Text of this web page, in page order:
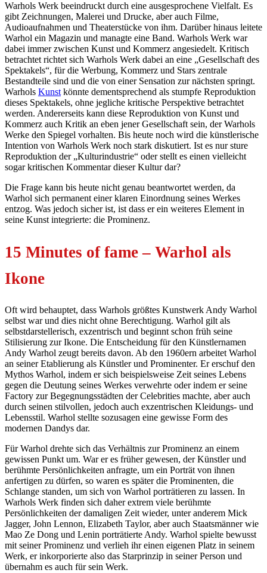
Warhols Werk beeindruckt durch eine ausgesprochene Vielfalt. Es
gibt Zeichnungen, Malerei und Drucke, aber auch Filme,
Audioaufnahmen und Theaterstücke von ihm. Darüber hinaus leitete
Warhol ein Magazin und managte eine Band. Warhols Werk war
dabei immer zwischen Kunst und Kommerz angesiedelt. Kritisch
betrachtet richtet sich Warhols Werk dabei an eine „Gesellschaft des
Spektakels“, für die Werbung, Kommerz und Stars zentrale
Bestandteile sind und die von einer Sensation zur nächsten springt.
Warhols Kunst könnte dementsprechend als stumpfe Reproduktion
dieses Spektakels, ohne jegliche kritische Perspektive betrachtet
werden. Andererseits kann diese Reproduktion von Kunst und
Kommerz auch Kritik an eben jener Gesellschaft sein, der Warhols
Werke den Spiegel vorhalten. Bis heute noch wird die künstlerische
Intention von Warhols Werk noch stark diskutiert. Ist es nur sture
Reproduktion der „Kulturindustrie“ oder stellt es einen vielleicht
sogar kritischen Kommentar dieser Kultur dar?
Die Frage kann bis heute nicht genau beantwortet werden, da
Warhol sich permanent einer klaren Einordnung seines Werkes
entzog. Was jedoch sicher ist, ist dass er ein weiteres Element in
seine Kunst integrierte: die Prominenz.
15 Minutes of fame – Warhol als
Ikone
Oft wird behauptet, dass Warhols größtes Kunstwerk Andy Warhol
selbst war und dies nicht ohne Berechtigung. Warhol gilt als
selbstdarstellerisch, exzentrisch und beginnt schon früh seine
Stilisierung zur Ikone. Die Entscheidung für den Künstlernamen
Andy Warhol zeugt bereits davon. Ab den 1960ern arbeitet Warhol
an seiner Etablierung als Künstler und Prominenter. Er erschuf den
Mythos Warhol, indem er sich beispielsweise Zeit seines Lebens
gegen die Deutung seines Werkes verwehrte oder indem er seine
Factory zur Begegnungsstädten der Celebrities machte, aber auch
durch seinen stilvollen, jedoch auch exzentrischen Kleidungs- und
Lebensstil. Warhol stellte sozusagen eine gewisse Form des
modernen Dandys dar.
Für Warhol drehte sich das Verhältnis zur Prominenz an einem
gewissen Punkt um. War er es früher gewesen, der Künstler und
berühmte Persönlichkeiten anfragte, um ein Porträt von ihnen
anfertigen zu dürfen, so waren es später die Prominenten, die
Schlange standen, um sich von Warhol porträtieren zu lassen. In
Warhols Werk finden sich daher extrem viele berühmte
Persönlichkeiten der damaligen Zeit wieder, unter anderem Mick
Jagger, John Lennon, Elizabeth Taylor, aber auch Staatsmänner wie
Mao Ze Dong und Lenin porträtierte Andy. Warhol spielte bewusst
mit seiner Prominenz und verlieh ihr einen eigenen Platz in seinem
Werk, er inkorporierte also das Starprinzip in seiner Person und
übernahm es auch für sein Werk.